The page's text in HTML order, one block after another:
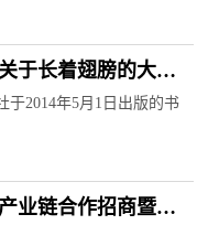
于长着翅膀的大灰
于2014年5月1日出版的书
业链合作招商暨新